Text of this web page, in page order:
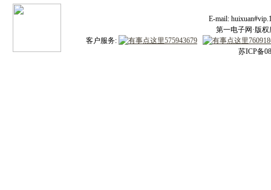
E-mail:
第一电子网·版权
客户服务:
苏ICP备